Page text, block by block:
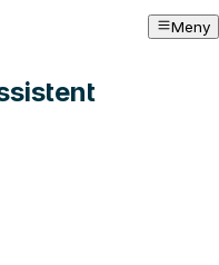
Meny